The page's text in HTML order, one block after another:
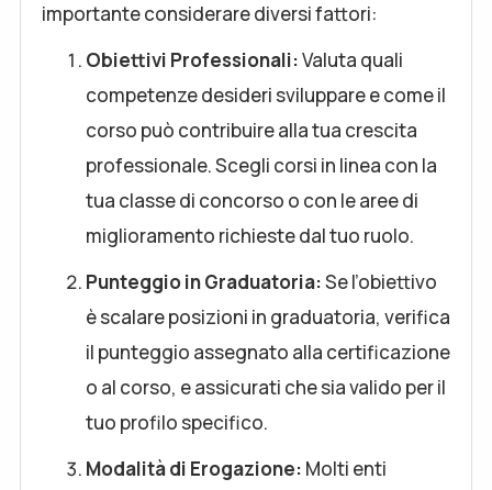
importante considerare diversi fattori:
Obiettivi Professionali:Valuta quali
competenze desideri sviluppare e come il
corso può contribuire alla tua crescita
professionale. Scegli corsi in linea con la
tua classe di concorso o con le aree di
miglioramento richieste dal tuo ruolo.
Punteggio in Graduatoria:Se l’obiettivo
è scalare posizioni in graduatoria, verifica
il punteggio assegnato alla certificazione
o al corso, e assicurati che sia valido per il
tuo profilo specifico.
Modalità di Erogazione: Molti enti